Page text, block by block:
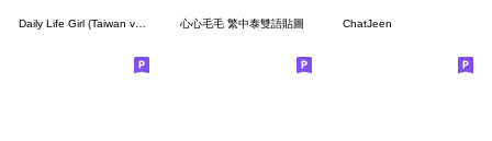
心心毛毛 繁中泰雙語貼圖 ChatJeen